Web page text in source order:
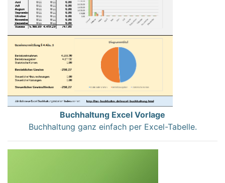
Buchhaltung Excel Vorlage
Buchhaltung ganz einfach per Excel-Tabelle.